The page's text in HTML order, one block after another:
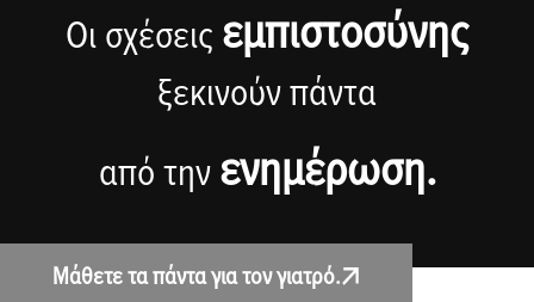
Οι σχέσεις εμπιστοσύνης
ξεκινούν πάντα
από την ενημέρωση.
Μάθετε τα πάντα για τον γιατρό.